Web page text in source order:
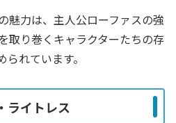
魅力は、主人公ローファスの強
取り巻くキャラクターたちの存
れています。
ライトレス